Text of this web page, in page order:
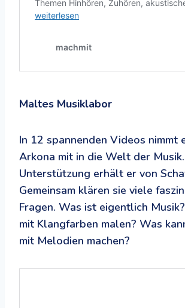
Maltes Musiklabor
In 12 spannenden Videos nimmt
Arkona mit in die Welt der Musik.
Unterstützung erhält er von
Gemeinsam klären sie viele
Fragen. Was ist eigentlich
mit Klangfarben malen? Was
mit Melodien machen?